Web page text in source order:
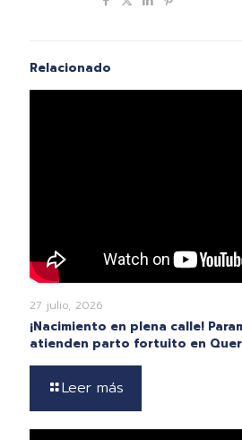
Relacionado
27 julio, 2026
¡Nacimiento en plena calle!
atienden parto fortuito en
Leer más